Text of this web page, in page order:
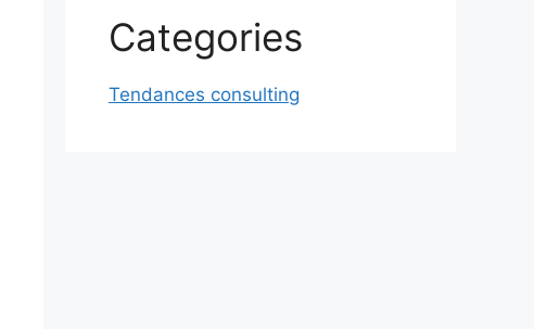
Categories
Tendances consulting